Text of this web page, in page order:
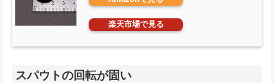
楽天市場で見る
スパウトの回転が固い